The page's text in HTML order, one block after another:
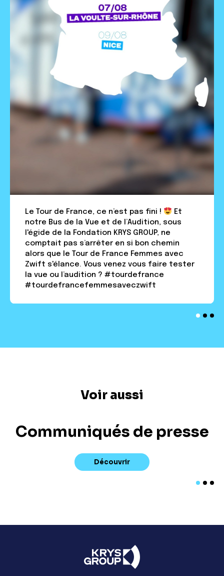
Le Tour de France, ce n’est pas fini !
Et
notre Bus de la Vue et de l’Audition, sous
l'égide de la Fondation KRYS GROUP, ne
comptait pas s’arrêter en si bon chemin
alors que le Tour de France Femmes avec
Zwift s'élance. Vous venez vous faire tester
la vue ou l’audition ? #tourdefrance
#tourdefrancefemmesaveczwift
Voir aussi
Communiqués de presse
Découvrir